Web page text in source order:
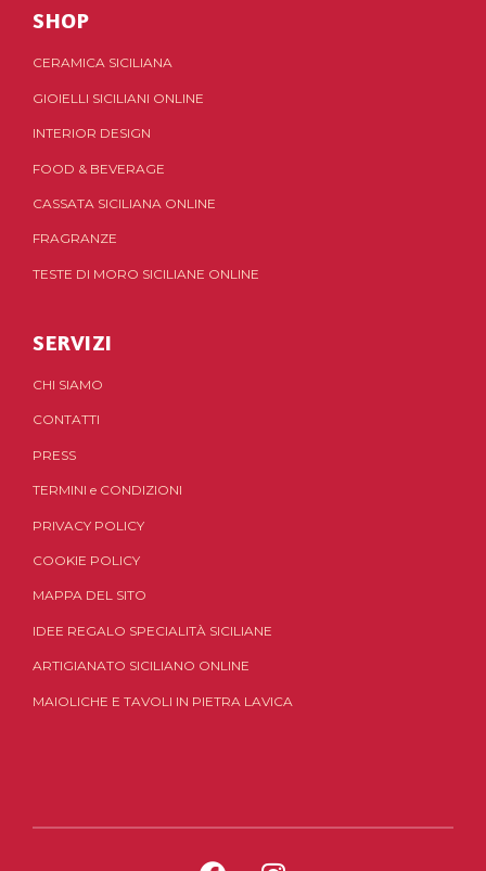
SHOP
CERAMICA SICILIANA
GIOIELLI SICILIANI ONLINE
INTERIOR DESIGN
FOOD & BEVERAGE
CASSATA SICILIANA ONLINE
FRAGRANZE
TESTE DI MORO SICILIANE ONLINE
SERVIZI
CHI SIAMO
CONTATTI
PRESS
TERMINI e CONDIZIONI
PRIVACY POLICY
COOKIE POLICY
MAPPA DEL SITO
IDEE REGALO SPECIALITÀ SICILIANE
ARTIGIANATO SICILIANO ONLINE
MAIOLICHE E TAVOLI IN PIETRA LAVICA